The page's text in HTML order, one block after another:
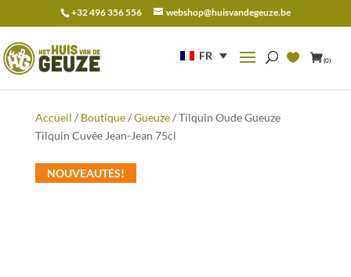
+32 496 356 556 webshop@huisvandegeuze.be
FR (0)
pour :
Accueil / Boutique/Gueuze/ Tilquin Oude Gueuze
Tilquin Cuvée Jean-Jean 75cl
NOUVEAUTÉS!